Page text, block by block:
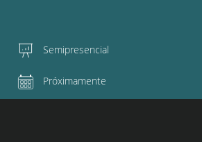
Semipresencial
Próximamente